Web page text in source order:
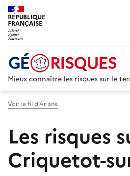
RÉPUBLIQUE
FRANÇAISE
Mieux connaître les risques sur le
Voir le fil d’Ariane
Les risques
Criquetot-